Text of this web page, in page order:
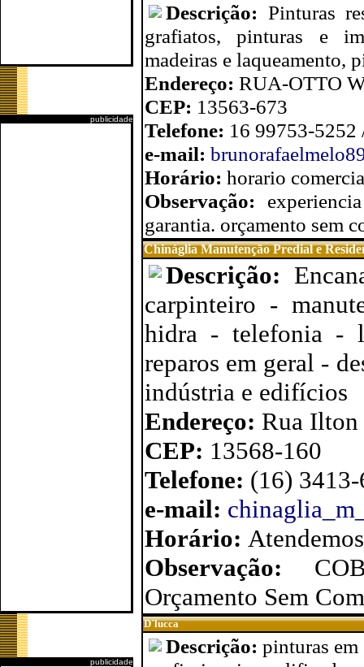
publicidade
publicidade
Descrição: Pinturas
grafiatos, pinturas e
madeiras e laqueamento,
Endereço: RUA-OTTO
CEP: 13563-673
Telefone: 16 99753-
e-mail:
Horário: horario
Observação:
garantia. orçamento sem
Chináglia Manutenção Predial e
Descrição:
carpinteiro -
hidra - telefonia -
reparos em geral -
indústria e edifícios
Endereço: Rua Ilton
CEP: 13568-160
Telefone: (16)
e-mail:
Horário:
Observação:
Orçamento Sem
D´lucca
Descrição: pinturas em